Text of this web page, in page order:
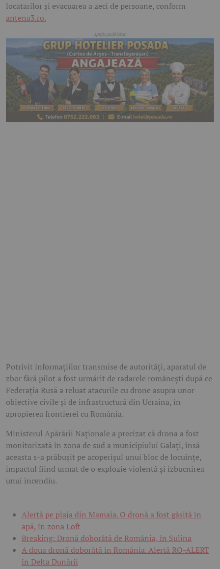
locatarilor și evacuarea a zeci de persoane, conform
antena3.ro.
Potrivit informațiilor transmise de autorități, aparatul de
zbor fără pilot a fost urmărit de radarele românești după ce
Federația Rusă a reluat atacurile cu drone asupra unor
obiective civile și de infrastructură din Ucraina, în
apropierea frontierei cu România.
Ministerul Apărării Naționale a precizat că drona a fost
monitorizată în zona de sud a municipiului Galați, însă
aceasta s-a prăbușit pe acoperișul unui bloc de locuințe,
impactul fiind urmat de o explozie violentă și izbucnirea
unui incendiu.
Alertă pe plaja din Mamaia. O dronă a fost găsită în
apă, în zona Loft
Breaking: Dronă doborâtă de România, în Sulina
A doua dronă doborâtă în România. Alertă RO-ALERT
în Delta Dunării